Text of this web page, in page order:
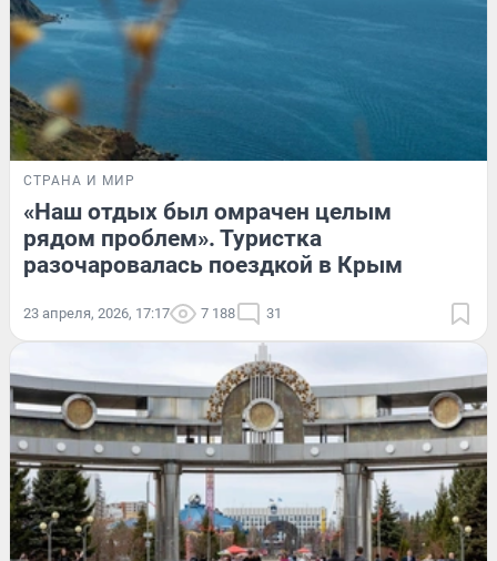
СТРАНА И МИР
«Наш отдых был омрачен целым
рядом проблем». Туристка
разочаровалась поездкой в Крым
23 апреля, 2026, 17:17 7 188 31